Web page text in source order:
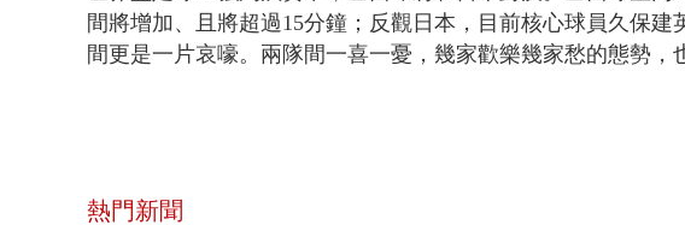
間將增加、且將超過15分鐘；反觀日本，目前核心球員久保
間更是一片哀嚎。兩隊間一喜一憂，幾家歡樂幾家愁的態勢，
熱門新聞